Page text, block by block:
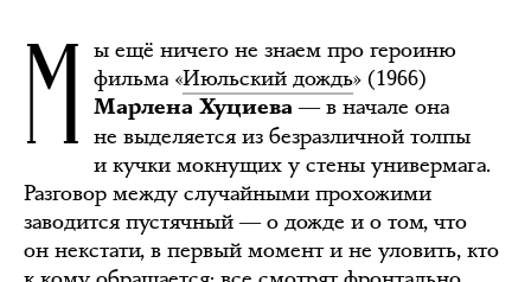
М ы ещё ничего не знаем про героиню
фильма «Июльский дождь» (1966)
Марлена Хуциева ― в начале она
не выделяется из безразличной толпы
и кучки мокнущих у стены универмага.
Разговор между случайными прохожими
заводится пустячный ― о дожде и о том, что
он некстати, в первый момент и не уловить, кто